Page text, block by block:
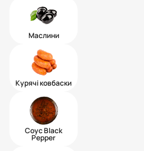
Маслини
Курячі ковбаски
Соус Black
Pepper